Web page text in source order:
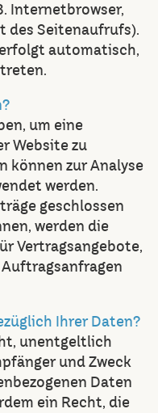
Internetbrowser,
des Seitenaufrufs).
automatisch,
um eine
Website zu
können zur Analyse
werden.
geschlossen
werden die
Vertragsangebote,
Ihrer Daten?
unentgeltlich
und Zweck
Daten
ein Recht, die